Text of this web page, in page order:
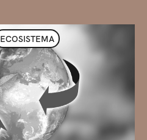
ECOSISTEMA